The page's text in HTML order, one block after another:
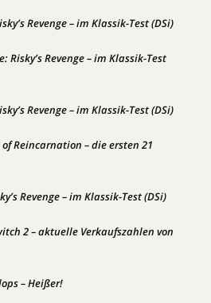
Revenge – im Klassik-Test (DSi)
Risky’s Revenge – im Klassik-Test
Revenge – im Klassik-Test (DSi)
Reincarnation – die ersten 21
Revenge – im Klassik-Test (DSi)
2 – aktuelle Verkaufszahlen von
– Heißer!